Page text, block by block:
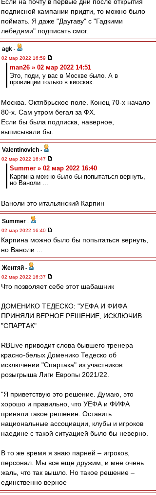
подписной кампании придти, то можно было
поймать. Я даже "Даугаву" с "Гадкими
лебедями" подписать смог.
agk -
02 мар 2022 16:59
man26 » 02 мар 2022 14:51
Это, поди, у вас в Москве было. А в
провинции только в киосках.
Москва. Октябрьское поле. Конец 70-х начало
80-х. Сам утром бегал за ФХ.
Если бы была подписка, наверное,
выписывали бы.
Valentinovich -
02 мар 2022 16:47
Summer » 02 мар 2022 16:40
Карпина можно было бы попытаться вернуть,
но Ваноли ...
Ваноли это итальянский Карпин
Summer -
02 мар 2022 16:40
Карпина можно было бы попытаться вернуть,
но Ваноли ...
Жентяй -
02 мар 2022 16:37
Что позволяет себе этот шабашник
ДОМЕНИКО ТЕДЕСКО: "УЕФА И ФИФА
ПРИНЯЛИ ВЕРНОЕ РЕШЕНИЕ, ИСКЛЮЧИВ
"СПАРТАК"
RBLive приводит слова бывшего тренера
красно-белых Доменико Тедеско об
исключении "Спартака" из участников
розыгрыша Лиги Европы 2021/22.
"Я приветствую это решение. Думаю, это
хорошо и правильно, что УЕФА и ФИФА
приняли такое решение. Оставить
национальные ассоциации, клубы и игроков
наедине с такой ситуацией было бы неверно.
В то же время я знаю парней – игроков,
персонал. Мы все еще дружим, и мне очень
жаль, что так вышло. Но такое решение –
единственно верное